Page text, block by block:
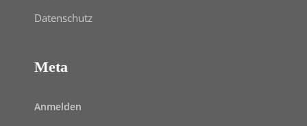
Datenschutz
Meta
Anmelden